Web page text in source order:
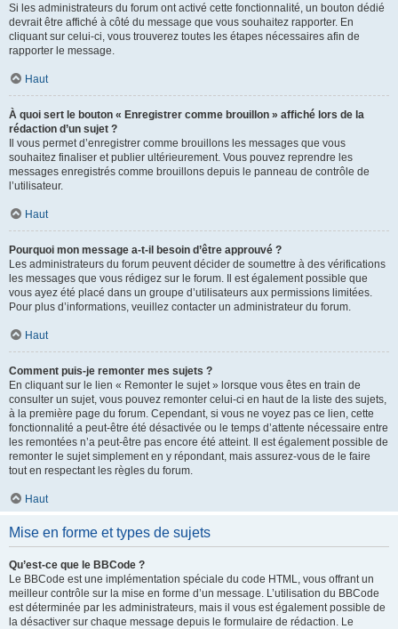
Si les administrateurs du forum ont activé cette fonctionnalité, un bouton dédié
devrait être affiché à côté du message que vous souhaitez rapporter. En
cliquant sur celui-ci, vous trouverez toutes les étapes nécessaires afin de
rapporter le message.
Haut
À quoi sert le bouton « Enregistrer comme brouillon » affiché lors de la
rédaction d’un sujet ?
Il vous permet d’enregistrer comme brouillons les messages que vous
souhaitez finaliser et publier ultérieurement. Vous pouvez reprendre les
messages enregistrés comme brouillons depuis le panneau de contrôle de
l’utilisateur.
Haut
Pourquoi mon message a-t-il besoin d’être approuvé ?
Les administrateurs du forum peuvent décider de soumettre à des vérifications
les messages que vous rédigez sur le forum. Il est également possible que
vous ayez été placé dans un groupe d’utilisateurs aux permissions limitées.
Pour plus d’informations, veuillez contacter un administrateur du forum.
Haut
Comment puis-je remonter mes sujets ?
En cliquant sur le lien « Remonter le sujet » lorsque vous êtes en train de
consulter un sujet, vous pouvez remonter celui-ci en haut de la liste des sujets,
à la première page du forum. Cependant, si vous ne voyez pas ce lien, cette
fonctionnalité a peut-être été désactivée ou le temps d’attente nécessaire entre
les remontées n’a peut-être pas encore été atteint. Il est également possible de
remonter le sujet simplement en y répondant, mais assurez-vous de le faire
tout en respectant les règles du forum.
Haut
Mise en forme et types de sujets
Qu’est-ce que le BBCode ?
Le BBCode est une implémentation spéciale du code HTML, vous offrant un
meilleur contrôle sur la mise en forme d’un message. L’utilisation du BBCode
est déterminée par les administrateurs, mais il vous est également possible de
la désactiver sur chaque message depuis le formulaire de rédaction. Le